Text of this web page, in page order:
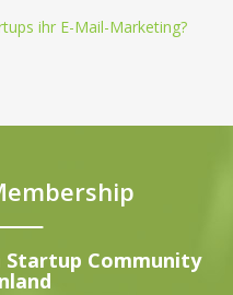
ihr E-Mail-Marketing?
Community